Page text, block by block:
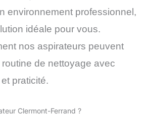
environnement professionnel,
idéale pour vous.
nos aspirateurs peuvent
de nettoyage avec
praticité.
Clermont-Ferrand ?